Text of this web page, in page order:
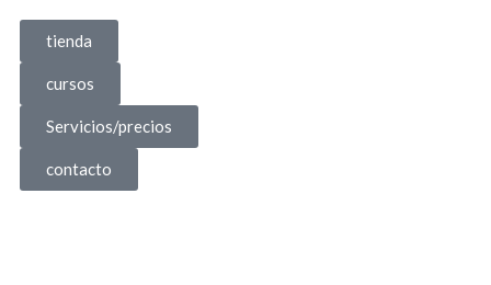
tienda
cursos
Servicios/precios
contacto